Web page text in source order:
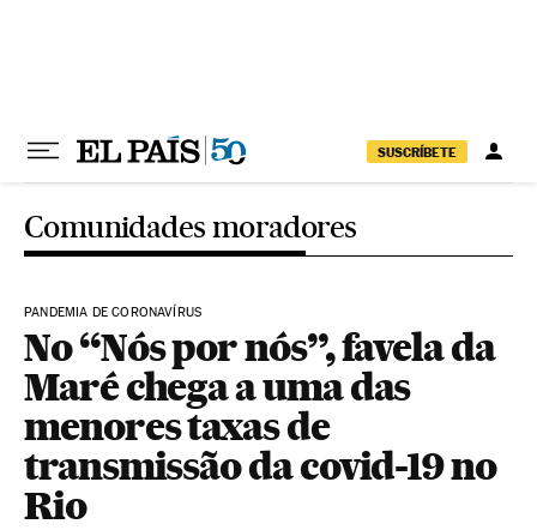
SUSCRÍBETE
Comunidades moradores
PANDEMIA DE CORONAVÍRUS
No “Nós por nós”, favela da
Maré chega a uma das
menores taxas de
transmissão da covid-19 no
Rio